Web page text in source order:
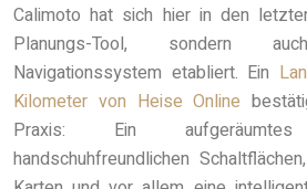
Calimoto hat sich hier in den
Planungs-Tool, sondern
Navigationssystem etabliert. Ein
Kilometer von Heise Online
Praxis: Ein
handschuhfreundlichen